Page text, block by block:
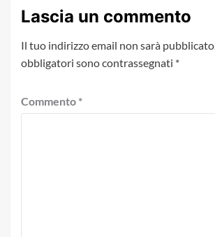
Lascia un commento
Il tuo indirizzo email non sarà pubblicato.
obbligatori sono contrassegnati *
Commento *